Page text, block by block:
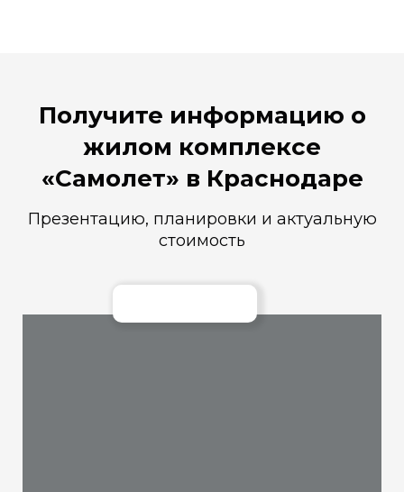
Получите информацию о
жилом комплексе
«Самолет» в Краснодаре
Презентацию, планировки и актуальную
стоимость